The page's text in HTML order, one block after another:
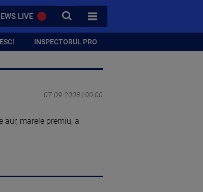
LIVE CAUTA
TOATE CATEGORIILE
INSPECTORUL PRO
07-09-2008 | 00:00
aur, marele premiu, a